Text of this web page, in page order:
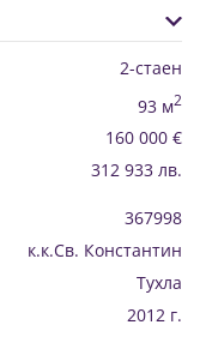
2-стаен
93 м2
160 000 €
312 933 лв.
367998
к.к.Св. Константин
Тухла
2012 г.